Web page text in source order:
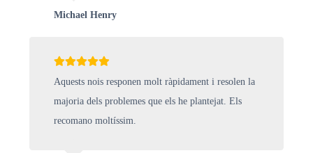
Michael Henry
Aquests nois responen molt ràpidament i resolen la
majoria dels problemes que els he plantejat. Els
recomano moltíssim.